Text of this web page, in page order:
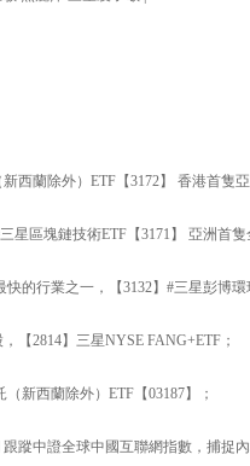
蘭除外）ETF【3172】 香港首隻
區塊鏈技術ETF【3171】 亞洲首隻
的行業之一，【3132】#三星彭博
【2814】三星NYSE FANG+ETF；
新西蘭除外）ETF【03187】；
蹤中證全球中國互聯網指數，捕捉